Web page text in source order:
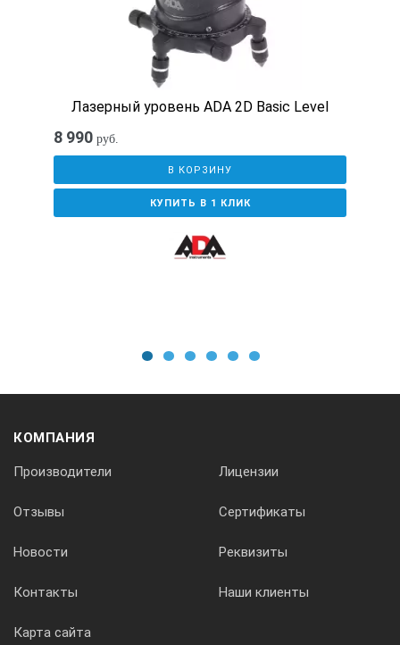
Лазерный отвес (Точка отвеса)
Построение наклонных линий
Крепление на штатив
Элементы питания
Время автономной работы
Функции
Прочее
Лазерный уровень ADA 2D Basic Level
8 990 руб.
В КОРЗИНУ
КУПИТЬ В 1 КЛИК
КОМПАНИЯ
Производители Лицензии
Отзывы Сертификаты
Новости Реквизиты
Контакты Наши клиенты
Карта сайта